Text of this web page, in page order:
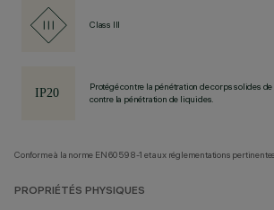
Class III
Protégé contre la pénétration de corps solides
contre la pénétration de liquides.
Conforme à la norme EN60598-1 et aux réglementations
PROPRIÉTÉS PHYSIQUES